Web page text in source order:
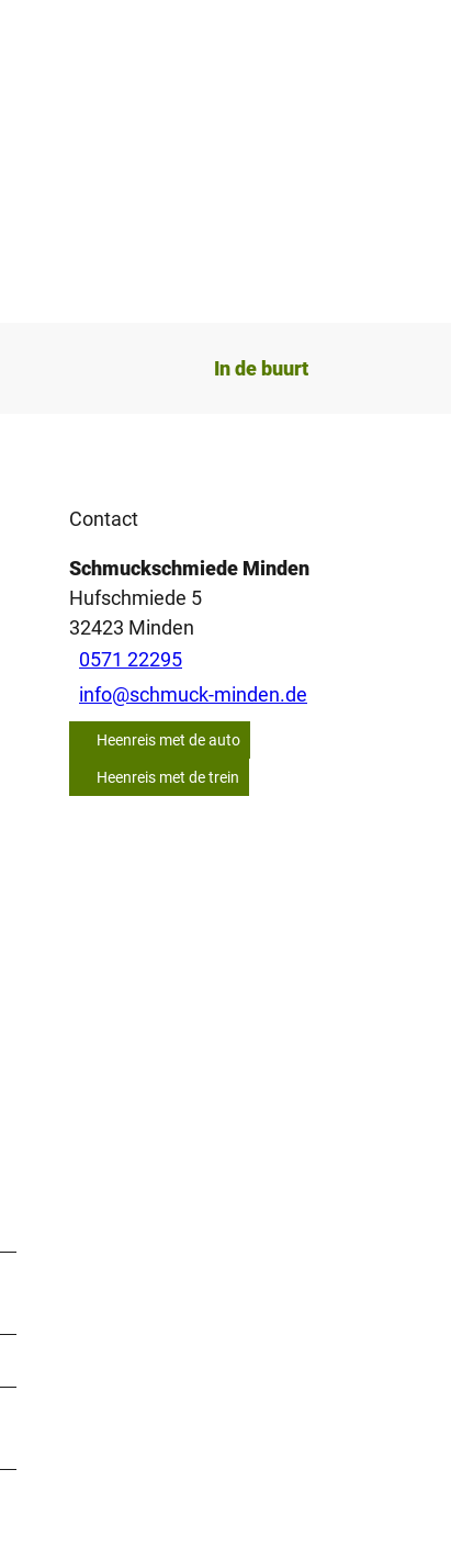
In de buurt
Contact
Schmuckschmiede Minden
Hufschmiede 5
32423 Minden
0571 22295
info@schmuck-minden.de
Heenreis met de auto
Heenreis met de trein